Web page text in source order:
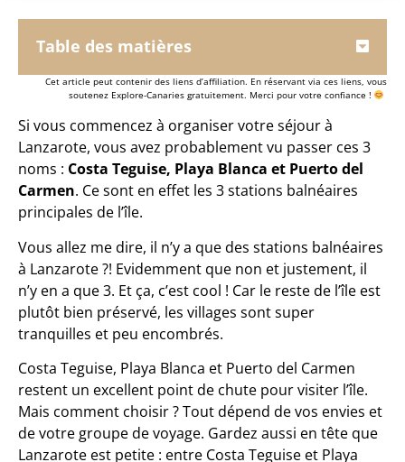
Table des matières
Cet article peut contenir des liens d’affiliation. En réservant via ces liens, vous
soutenez Explore-Canaries gratuitement. Merci pour votre confiance !
Si vous commencez à organiser votre séjour à
Lanzarote, vous avez probablement vu passer ces 3
noms : Costa Teguise, Playa Blanca et Puerto del
Carmen. Ce sont en effet les 3 stations balnéaires
principales de l’île.
Vous allez me dire, il n’y a que des stations balnéaires
à Lanzarote ?! Evidemment que non et justement, il
n’y en a que 3. Et ça, c’est cool ! Car le reste de l’île est
plutôt bien préservé, les villages sont super
tranquilles et peu encombrés.
Costa Teguise, Playa Blanca et Puerto del Carmen
restent un excellent point de chute pour visiter l’île.
Mais comment choisir ? Tout dépend de vos envies et
de votre groupe de voyage. Gardez aussi en tête que
Lanzarote est petite : entre Costa Teguise et Playa